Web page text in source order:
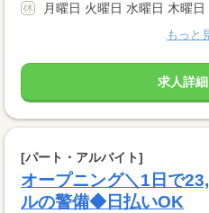
月曜日 火曜日 水曜日 木曜
もっと
求人詳
[パート・アルバイト]
オープニング＼1日で
ルの警備◆日払いOK